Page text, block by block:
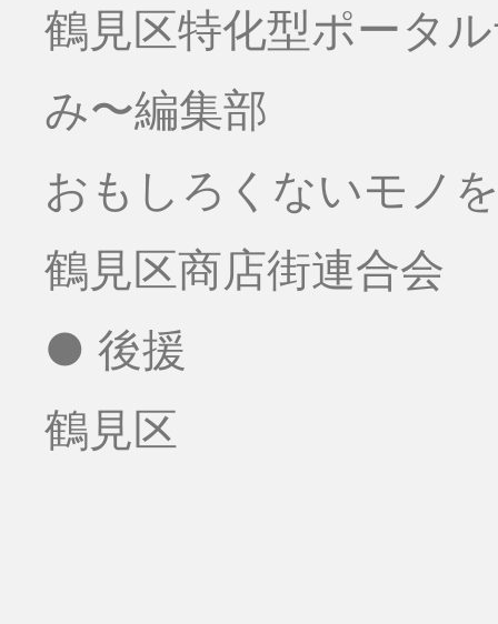
鶴見区特化型ポータ
み〜編集部
おもしろくないモノ
鶴見区商店街連合会
● 後援
鶴見区